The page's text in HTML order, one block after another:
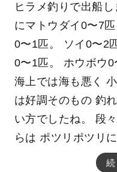
ヒラメ釣りで出船
にマトウダイ0〜7
0〜1匹。 ソイ0〜2
0〜1匹。 ホウボウ
海上では海も悪く
は好調そのもの 釣
い方でしたね。 段
らは ポツリポツリ